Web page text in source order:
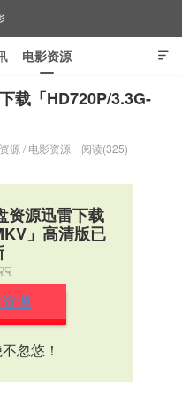

电影资源
载「HD720P/3.3G-
源 / 电影资源 阅读(325)
资源迅雷下载
」高清版已
源
忽悠！